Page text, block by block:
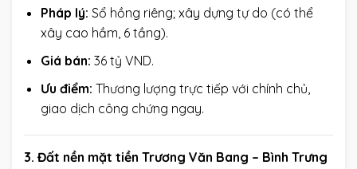
Pháp lý: Sổ hồng riêng; xây dựng tự do (có thể
xây cao hầm, 6 tầng).
Giá bán: 36 tỷ VND.
Ưu điểm: Thương lượng trực tiếp với chính chủ,
giao dịch công chứng ngay.
3. Đất nền mặt tiền Trương Văn Bang – Bình Trưng